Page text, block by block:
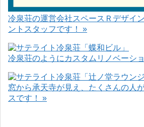
冷泉荘の運営会社スペースＲデザイ
ントスタッフです！ »
冷泉荘のようにカスタムリノベーシ
窓から承天寺が見え、たくさんの人
スです！ »